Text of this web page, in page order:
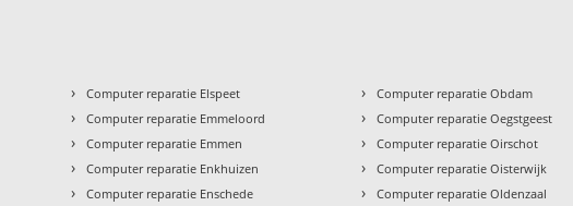
› Computer reparatie Elspeet
› Computer reparatie Emmeloord
› Computer reparatie Emmen
› Computer reparatie Enkhuizen
› Computer reparatie Enschede
› Computer reparatie Obdam
› Computer reparatie Oegstgeest
› Computer reparatie Oirschot
› Computer reparatie Oisterwijk
› Computer reparatie Oldenzaal